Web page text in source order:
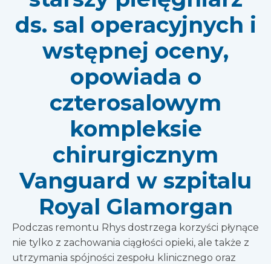
ds. sal operacyjnych i
wstępnej oceny,
opowiada o
czterosalowym
kompleksie
chirurgicznym
Vanguard w szpitalu
Royal Glamorgan
Podczas remontu Rhys dostrzega korzyści płynące
nie tylko z zachowania ciągłości opieki, ale także z
utrzymania spójności zespołu klinicznego oraz